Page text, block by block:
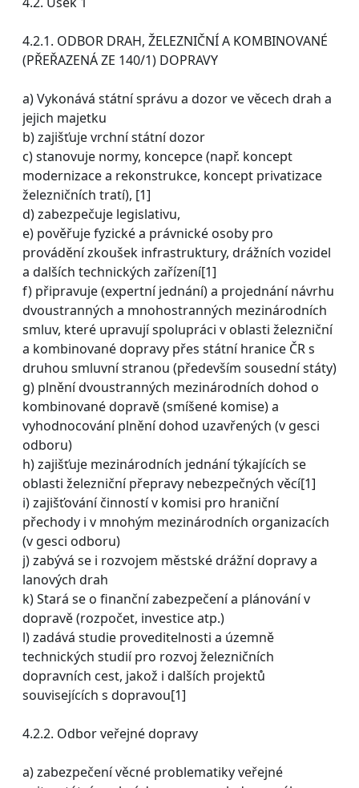
4.2.1. ODBOR DRAH, ŽELEZNIČNÍ A KOMBINOVANÉ
(PŘEŘAZENÁ ZE 140/1) DOPRAVY
a) Vykonává státní správu a dozor ve věcech drah a
jejich majetku
b) zajišťuje vrchní státní dozor
c) stanovuje normy, koncepce (např. koncept
modernizace a rekonstrukce, koncept privatizace
železničních tratí), [1]
d) zabezpečuje legislativu,
e) pověřuje fyzické a právnické osoby pro
provádění zkoušek infrastruktury, drážních vozidel
a dalších technických zařízení[1]
f) připravuje (expertní jednání) a projednání návrhu
dvoustranných a mnohostranných mezinárodních
smluv, které upravují spolupráci v oblasti železniční
a kombinované dopravy přes státní hranice ČR s
druhou smluvní stranou (především sousední státy)
g) plnění dvoustranných mezinárodních dohod o
kombinované dopravě (smíšené komise) a
vyhodnocování plnění dohod uzavřených (v gesci
odboru)
h) zajišťuje mezinárodních jednání týkajících se
oblasti železniční přepravy nebezpečných věcí[1]
i) zajišťování činností v komisi pro hraniční
přechody i v mnohým mezinárodních organizacích
(v gesci odboru)
j) zabývá se i rozvojem městské drážní dopravy a
lanových drah
k) Stará se o finanční zabezpečení a plánování v
dopravě (rozpočet, investice atp.)
l) zadává studie proveditelnosti a územně
technických studií pro rozvoj železničních
dopravních cest, jakož i dalších projektů
souvisejících s dopravou[1]
4.2.2. Odbor veřejné dopravy
a) zabezpečení věcné problematiky veřejné